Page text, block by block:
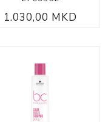
1.030,00 MKD